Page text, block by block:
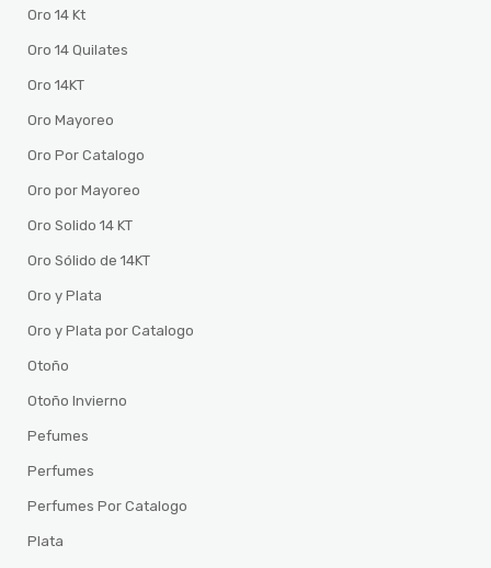
Oro 14 Kt
Oro 14 Quilates
Oro 14KT
Oro Mayoreo
Oro Por Catalogo
Oro por Mayoreo
Oro Solido 14 KT
Oro Sólido de 14KT
Oro y Plata
Oro y Plata por Catalogo
Otoño
Otoño Invierno
Pefumes
Perfumes
Perfumes Por Catalogo
Plata